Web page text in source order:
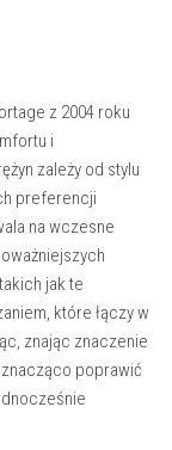
z 2004 roku
i
zależy od stylu
preferencji
na wczesne
jak te
które łączy w
znając znaczenie
poprawić